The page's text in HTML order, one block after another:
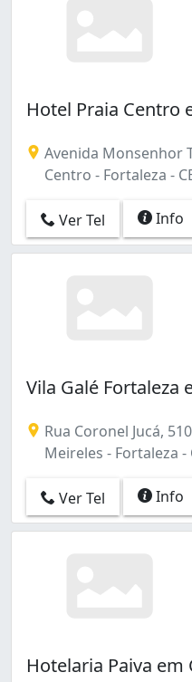
Hotel Praia Centro
Avenida Monsenhor
Centro - Fortaleza -
Ver Tel Info
Vila Galé Fortaleza
Rua Coronel Jucá,
Meireles - Fortaleza -
Ver Tel Info
Hotelaria Paiva em